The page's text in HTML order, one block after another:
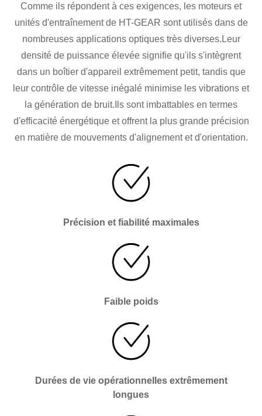
Comme ils répondent à ces exigences, les moteurs et
unités d'entraînement de HT-GEAR sont utilisés dans de
nombreuses applications optiques très diverses.Leur
densité de puissance élevée signifie qu'ils s'intègrent
dans un boîtier d'appareil extrêmement petit, tandis que
leur contrôle de vitesse inégalé minimise les vibrations et
la génération de bruit.Ils sont imbattables en termes
d'efficacité énergétique et offrent la plus grande précision
en matière de mouvements d'alignement et d'orientation.
Précision et fiabilité maximales
Faible poids
Durées de vie opérationnelles extrêmement
longues